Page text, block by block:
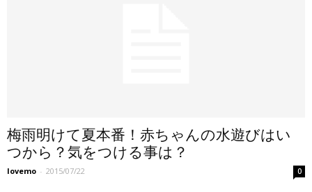
梅雨明けて夏本番！赤ちゃんの水遊びはい
つから？気をつける事は？
lovemo - 2015/07/22 0